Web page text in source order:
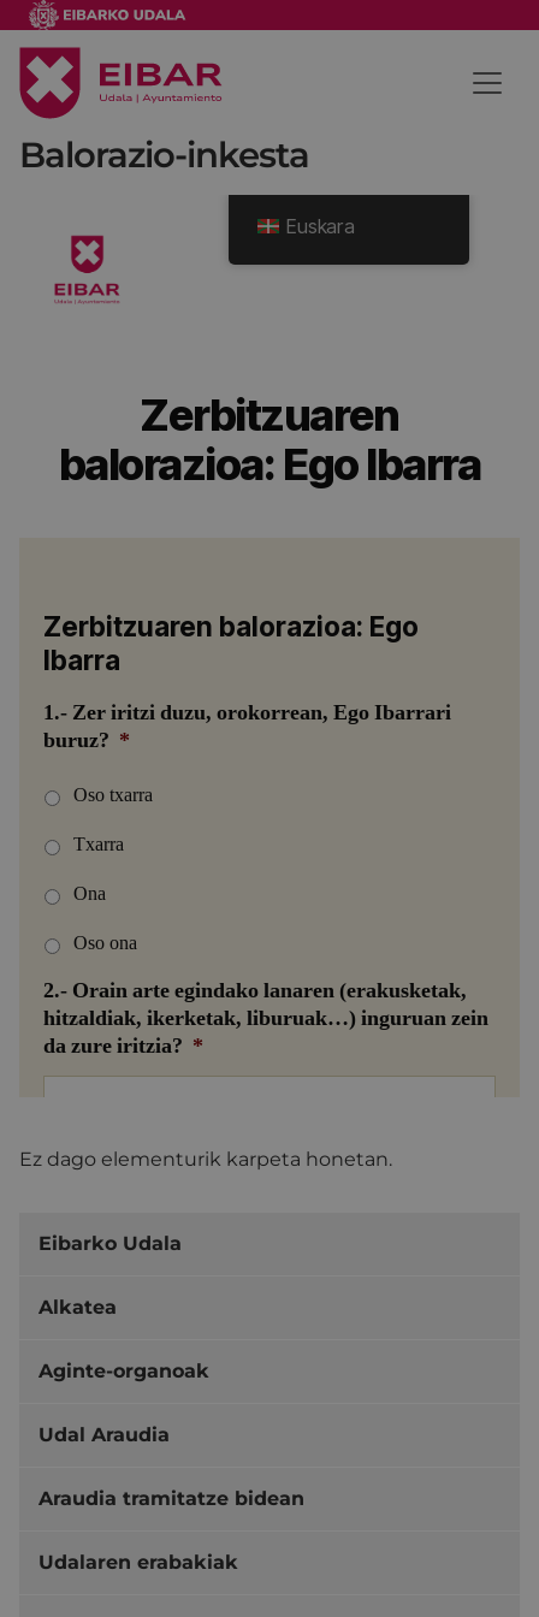
Balorazio-inkesta
Ez dago elementurik karpeta honetan.
Eibarko Udala
Alkatea
Aginte-organoak
Udal Araudia
Araudia tramitatze bidean
Udalaren erabakiak